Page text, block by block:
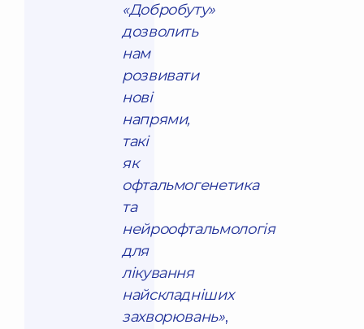
«Добробуту»
дозволить
нам
розвивати
нові
напрями,
такі
як
офтальмогенетика
та
нейроофтальмологія
для
лікування
найскладніших
захворювань»,